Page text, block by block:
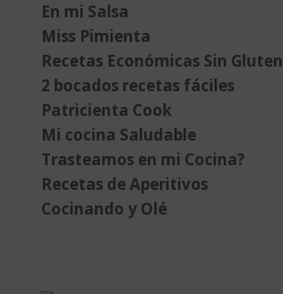
En mi Salsa
Miss Pimienta
Recetas Económicas Sin Gluten
2 bocados recetas fáciles
Patricienta Cook
Mi cocina Saludable
Trasteamos en mi Cocina?
Recetas de Aperitivos
Cocinando y Olé